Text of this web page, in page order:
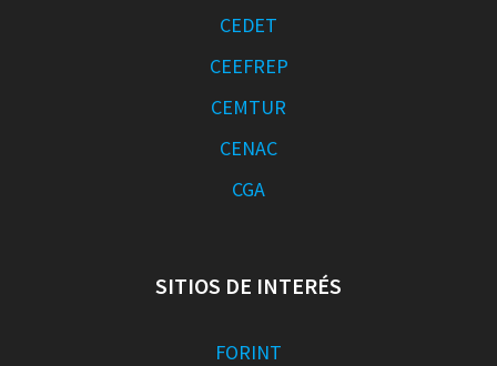
CEDET
CEEFREP
CEMTUR
CENAC
CGA
SITIOS DE INTERÉS
FORINT